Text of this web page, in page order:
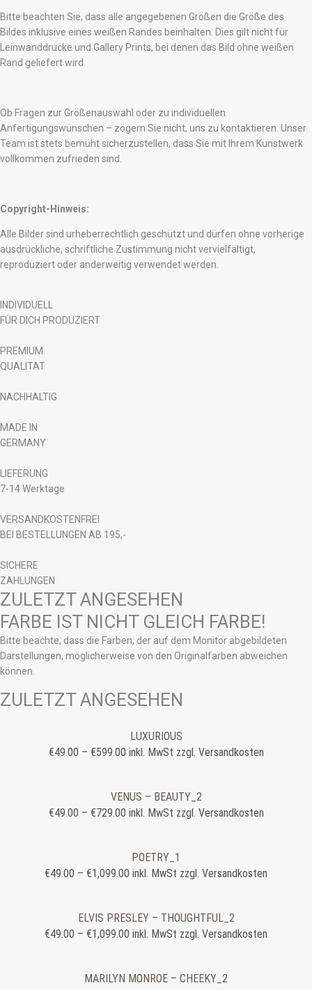
Bitte beachten Sie, dass alle angegebenen Größen die Größe des
Bildes inklusive eines weißen Randes beinhalten. Dies gilt nicht für
Leinwanddrucke und Gallery Prints, bei denen das Bild ohne weißen
Rand geliefert wird.
Ob Fragen zur Größenauswahl oder zu individuellen
Anfertigungswünschen – zögern Sie nicht, uns zu kontaktieren. Unser
Team ist stets bemüht sicherzustellen, dass Sie mit Ihrem Kunstwerk
vollkommen zufrieden sind.
Copyright-Hinweis:
Alle Bilder sind urheberrechtlich geschützt und dürfen ohne vorherige
ausdrückliche, schriftliche Zustimmung nicht vervielfältigt,
reproduziert oder anderweitig verwendet werden.
INDIVIDUELL
FÜR DICH PRODUZIERT
PREMIUM
QUALITAT
NACHHALTIG
MADE IN
GERMANY
LIEFERUNG
7-14 Werktage
VERSANDKOSTENFREI
BEI BESTELLUNGEN AB 195,-
SICHERE
ZAHLUNGEN
ZULETZT ANGESEHEN
FARBE IST NICHT GLEICH FARBE!
Bitte beachte, dass die Farben, der auf dem Monitor abgebildeten
Darstellungen, möglicherweise von den Originalfarben abweichen
können.
ZULETZT ANGESEHEN
LUXURIOUS
€49.00 – €599.00 inkl. MwSt zzgl. Versandkosten
VENUS – BEAUTY_2
€49.00 – €729.00 inkl. MwSt zzgl. Versandkosten
POETRY_1
€49.00 – €1,099.00 inkl. MwSt zzgl. Versandkosten
ELVIS PRESLEY – THOUGHTFUL_2
€49.00 – €1,099.00 inkl. MwSt zzgl. Versandkosten
MARILYN MONROE – CHEEKY_2